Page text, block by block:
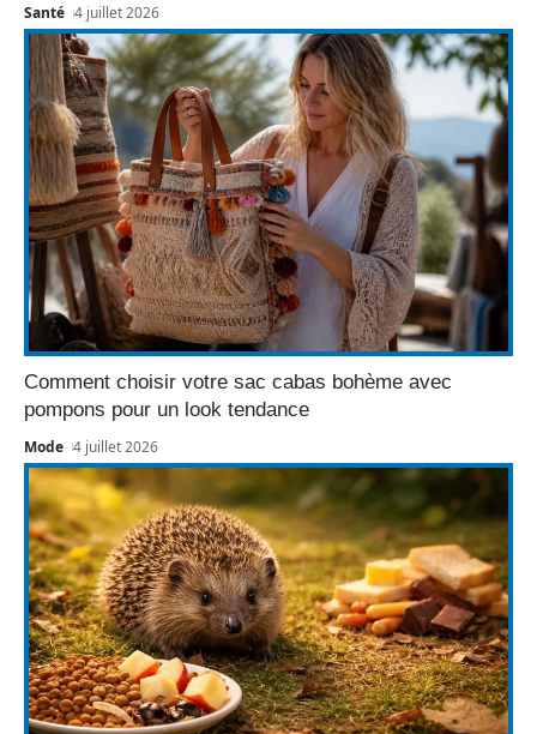
Santé 4 juillet 2026
Comment choisir votre sac cabas bohème avec
pompons pour un look tendance
Mode 4 juillet 2026